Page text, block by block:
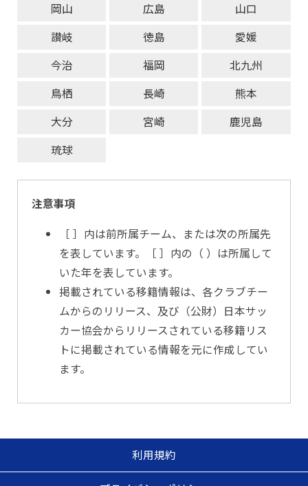
岡山
広島
山口
讃岐
徳島
愛媛
今治
福岡
北九州
鳥栖
長崎
熊本
大分
宮崎
鹿児島
琉球
注意事項
［ ］内は前所属チーム、または次の所属先
を表しています。［ ］内の（ ）は所属して
いた年を表しています。
掲載されている移籍情報は、各クラブチー
ムからのリリース、及び（公財）日本サッ
カー協会からリリースされている移籍リス
トに掲載されている情報を元に作成してい
ます。
利用規約